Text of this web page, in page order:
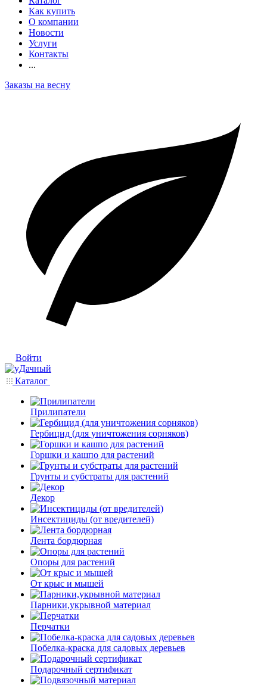
Как купить
О компании
Новости
Услуги
Контакты
...
Заказы на весну
Войти
Каталог
Прилипатели
Гербицид (для уничтожения сорняков)
Горшки и кашпо для растений
Грунты и субстраты для растений
Декор
Инсектициды (от вредителей)
Лента бордюрная
Опоры для растений
От крыс и мышей
Парники,укрывной материал
Перчатки
Побелка-краска для садовых деревьев
Подарочный сертификат